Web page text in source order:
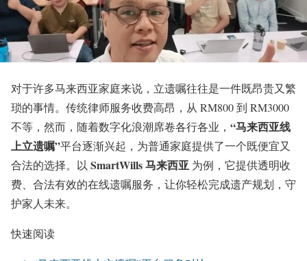
对于许多马来西亚家庭来说，立遗嘱往往是一件既昂贵又繁
琐的事情。传统律师服务收费高昂，从 RM800 到 RM3000
不等，然而，随着数字化浪潮席卷各行各业， “马来西亚线
上立遗嘱”平台逐渐兴起，为普通家庭提供了一个既便宜又
合法的选择。以 SmartWills 马来西亚 为例，它提供透明收
费、合法有效的在线遗嘱服务，让你轻松完成遗产规划，守
护家人未来。
快速阅读